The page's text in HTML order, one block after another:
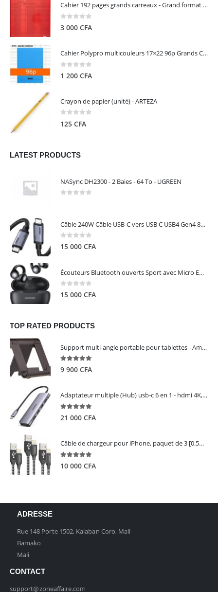
000 CFA.
000 CFA.
Cahier 192 pages grands carreaux - Grand format - Brochure dos toilé - 24x32 cm - Papier blanc 90 g - Couverture carte pelliculée couleur aléatoire - Clairefontaine
3 000 CFA
Cahier Polypro multicouleurs 17×22 96p Grands Carreaux Séyès 90g - CALLIGRAPHE
1 200 CFA
Crayon de papier (unité) - ARTEZA
125 CFA
LATEST PRODUCTS
NASync DH2300 - 2 Baies - 64 To - UGREEN
Câble 240W Câble USB-C vers USB C USB4 Gen4 80Gbps pour Thunderbolt 5/4/3, Premium 18K double écran triple 4K PD3.1 - UGREEN
0 out of 5
15 000 CFA
Écouteurs Bluetooth ouverts Sport avec Micro ENC IPX5 – HiTune S3 UGREEN 45785
0 out of 5
15 000 CFA
TOP RATED PRODUCTS
Support multi-angle portable pour tablettes - Amazon Basics
5.00out of 5
9 900 CFA
Adaptateur multiple (Hub) usb-c 6 en 1 - hdmi 4K, 3 ports USB 3.0 et lecteur de carte sd tf - UGREEN
5.00out of 5
21 000 CFA
Câble de chargeur pour iPhone, paquet de 3 [0.5M 1M 2M] - GIANAC
5.00out of 5
10 000 CFA
ADRESSE
Rue 148 Porte 1502, Kalaban Coro, Mali
Bamako
Mali
CONTACT
support@zoneaffaire.com